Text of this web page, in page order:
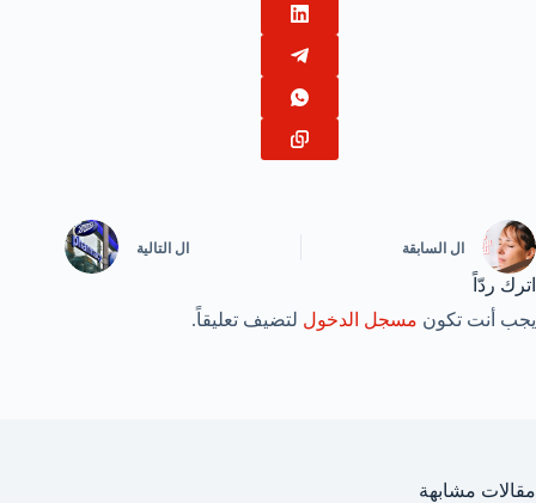
ال السابقة ال التالية
اترك ردّاً
يجب أنت تكون مسجل الدخول لتضيف تعليقاً.
مقالات مشابهة